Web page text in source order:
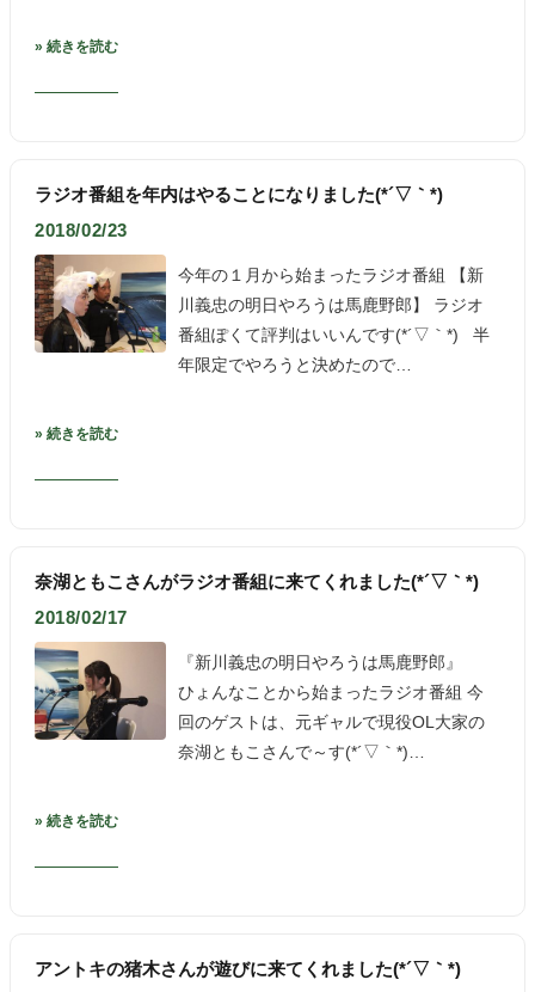
» 続きを読む
ラジオ番組を年内はやることになりました(*´▽｀*)
2018/02/23
今年の１月から始まったラジオ番組 【新
川義忠の明日やろうは馬鹿野郎】 ラジオ
番組ぽくて評判はいいんです(*´▽｀*) 半
年限定でやろうと決めたので…
» 続きを読む
奈湖ともこさんがラジオ番組に来てくれました(*´▽｀*)
2018/02/17
『新川義忠の明日やろうは馬鹿野郎』
ひょんなことから始まったラジオ番組 今
回のゲストは、元ギャルで現役OL大家の
奈湖ともこさんで～す(*´▽｀*)…
» 続きを読む
アントキの猪木さんが遊びに来てくれました(*´▽｀*)